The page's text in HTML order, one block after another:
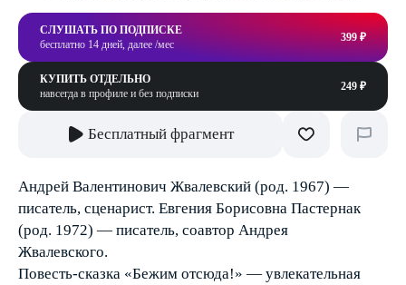
СЛУШАТЬ ПО ПОДПИСКЕ
бесплатно 14 дней, далее /мес
399 ₽
КУПИТЬ ОТДЕЛЬНО
навсегда в профиле и без подписки
249 ₽
Бесплатный фрагмент
Андрей Валентинович Жвалевский (род. 1967) —
писатель, сценарист. Евгения Борисовна Пастернак
(род. 1972) — писатель, соавтор Андрея
Жвалевского.
Повесть-сказка «Бежим отсюда!» — увлекательная